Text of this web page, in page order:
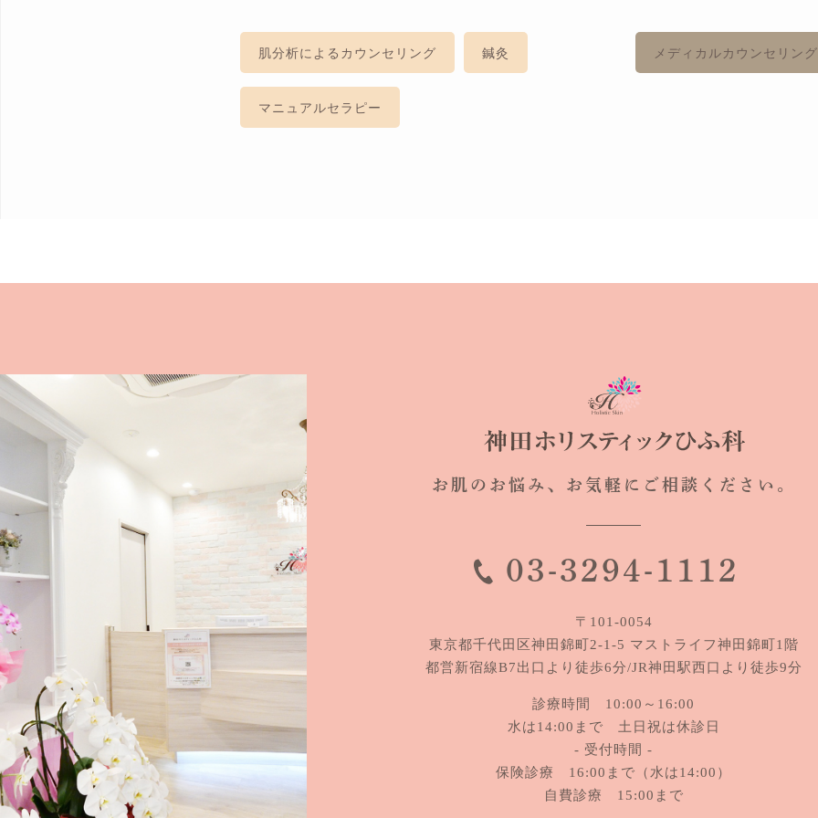
肌分析によるカウンセリング 鍼灸
マニュアルセラピー
メディカルカウンセリング
お肌のお悩み、 お気軽にご相談ください。
03-3294-1112
〒101-0054
東京都千代田区神田錦町2-1-5 マストライフ神田錦町1階
都営新宿線B7出口より徒歩6分/JR神田駅西口より徒歩9分
診療時間 10:00～16:00
水は14:00まで 土日祝は休診日
- 受付時間 -
保険診療 16:00まで（水は14:00）
自費診療 15:00まで